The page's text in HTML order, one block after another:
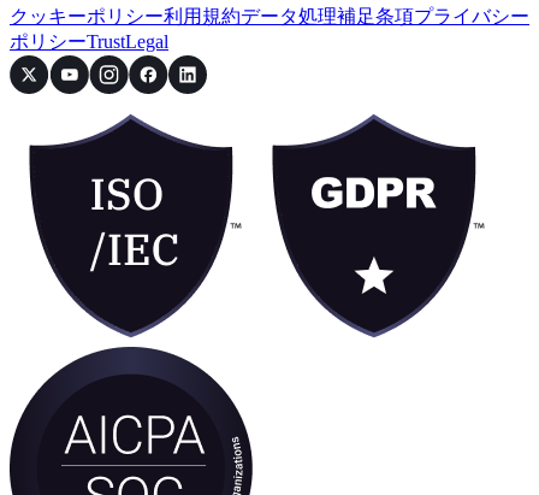
クッキーポリシー利用規約データ処理補足条項プライバシー
ポリシーTrustLegal